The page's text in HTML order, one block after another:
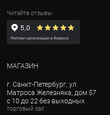
Читайте отзывы
МАГАЗИН
г. Санкт-Петербург, ул.
Матроса Железняка, дом 57
с 10 до 22 без выходных
торговый зал